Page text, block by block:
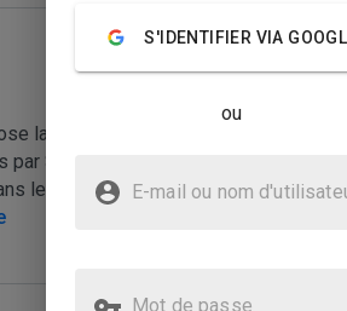
la sortie de l'UE l'€ et l'OTAN, qui
Sarkozy avec le soutien des autres
lequel se trouve  la France.
S'IDENTIFIER VIA
ou
E-mail ou nom d'utilisateur
Mot de passe